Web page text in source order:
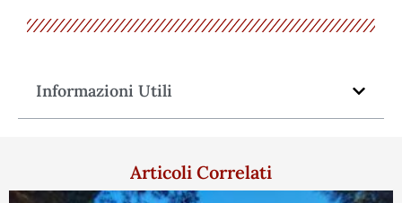
Informazioni Utili
Articoli Correlati